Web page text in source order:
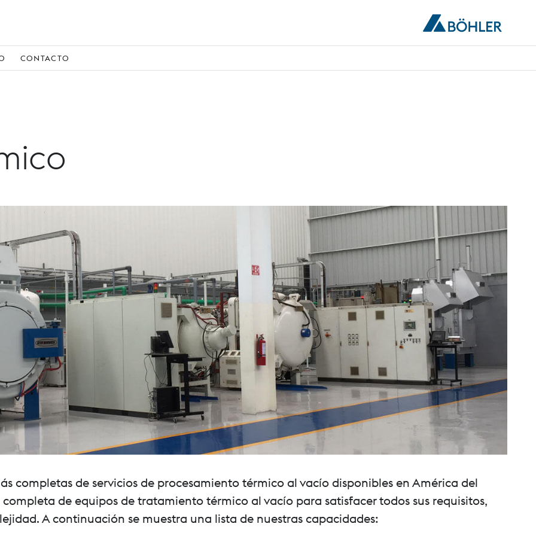
CONTACTO
completas de servicios de procesamiento térmico al vacío disponibles en América del
de equipos de tratamiento térmico al vacío para satisfacer todos sus requisitos,
A continuación se muestra una lista de nuestras capacidades: